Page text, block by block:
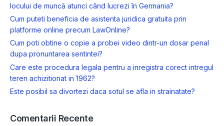
locului de muncă atunci când lucrezi în Germania?
Cum puteti beneficia de asistenta juridica gratuita prin
platforme online precum LawOnline?
Cum poti obtine o copie a probei video dintr-un dosar penal
dupa pronuntarea sentintei?
Care este procedura legala pentru a inregistra corect intregul
teren achizitionat in 1962?
Este posibil sa divortezi daca sotul se afla in strainatate?
Comentarii Recente